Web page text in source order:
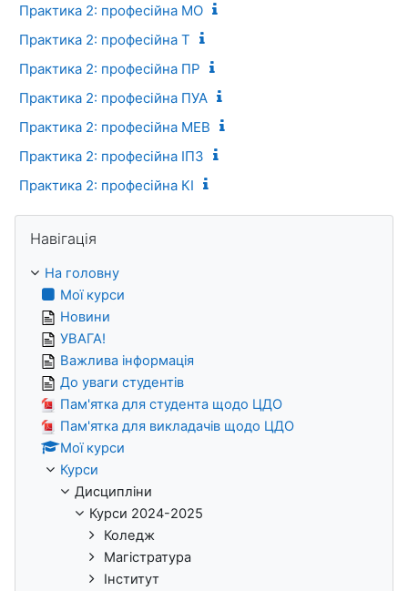
Практика 2: професійна МО
Практика 2: професійна Т
Практика 2: професійна ПР
Практика 2: професійна ПУА
Практика 2: професійна МЕВ
Практика 2: професійна ІПЗ
Практика 2: професійна КІ
Навігація
На головну
Мої курси
Новини
УВАГА!
Важлива інформація
До уваги студентів
Пам'ятка для студента щодо ЦДО
Пам'ятка для викладачів щодо ЦДО
Мої курси
Курси
Дисципліни
Курси 2024-2025
Коледж
Магістратура
Інститут